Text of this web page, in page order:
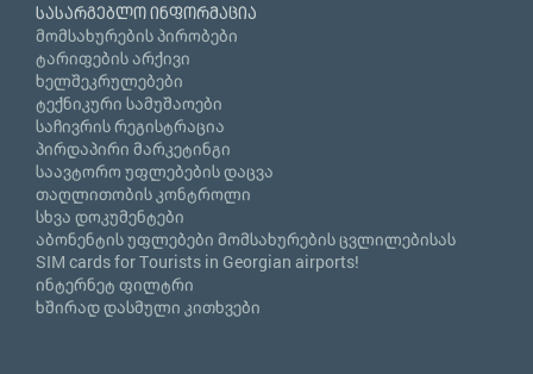
სასარგებლო ინფორმაცია
მომსახურების პირობები
ტარიფების არქივი
ხელშეკრულებები
ტექნიკური სამუშაოები
საჩივრის რეგისტრაცია
პირდაპირი მარკეტინგი
საავტორო უფლებების დაცვა
თაღლითობის კონტროლი
სხვა დოკუმენტები
აბონენტის უფლებები მომსახურების ცვლილებისას
SIM cards for Tourists in Georgian airports!
ინტერნეტ ფილტრი
ხშირად დასმული კითხვები